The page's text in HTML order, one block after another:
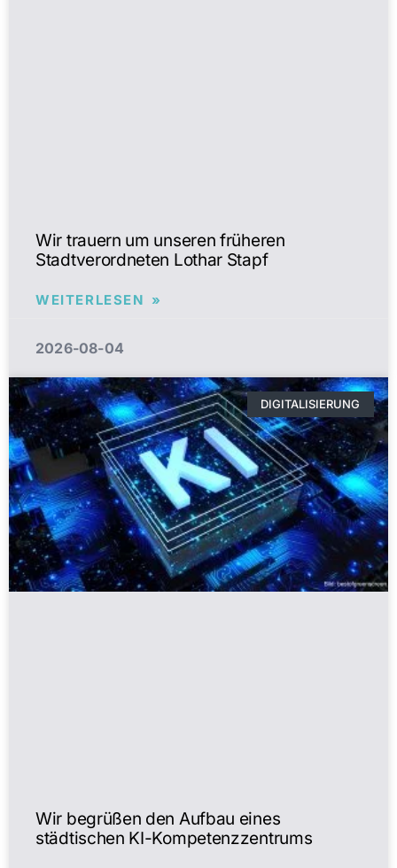
Wir trauern um unseren früheren
Stadtverordneten Lothar Stapf
WEITERLESEN »
2026-08-04
DIGITALISIERUNG
Wir begrüßen den Aufbau eines
städtischen KI-Kompetenzzentrums